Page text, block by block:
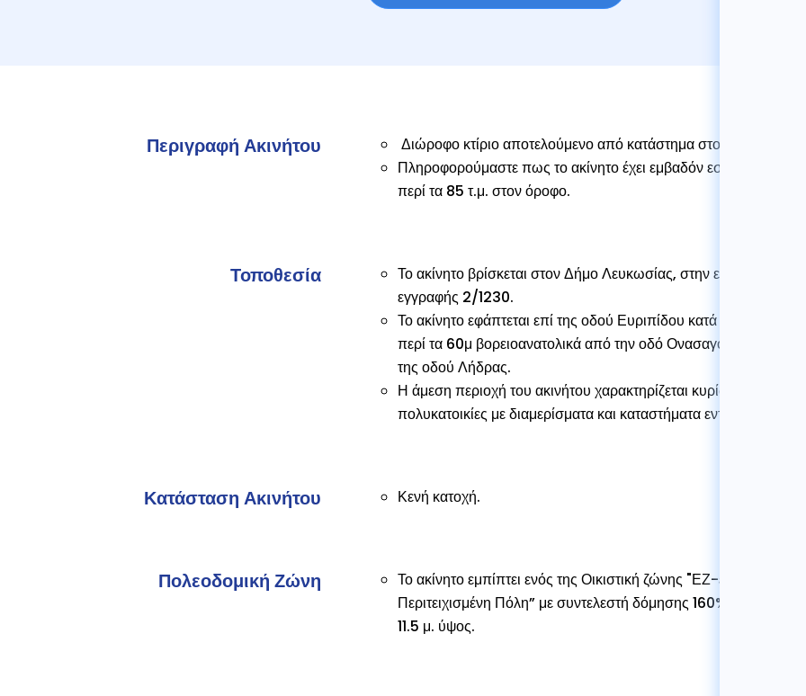
Περιγραφή Ακινήτου
Διώροφο κτίριο αποτελούμενο από κατάστημα στο ισόγειο και
Πληροφορούμαστε πως το ακίνητο έχει εμβαδόν εσωτερικών
περί τα 85 τ.μ. στον όροφο.
Τοποθεσία
Το ακίνητο βρίσκεται στον Δήμο Λευκωσίας, στην ενορία
εγγραφής 2/1230.
Το ακίνητο εφάπτεται επί της οδού Ευριπίδου κατά μήκος του
περί τα 60μ βορειοανατολικά από την οδό Ονασαγόρου καθώς
της οδού Λήδρας.
Η άμεση περιοχή του ακινήτου χαρακτηρίζεται κυρίως από
πολυκατοικίες με διαμερίσματα και καταστήματα εντός των
Κατάσταση Ακινήτου Κενή κατοχή.
Πολεοδομική Ζώνη
Το ακίνητο εμπίπτει ενός της Οικιστική ζώνης "ΕΖ-εν”,
Περιτειχισμένη Πόλη” με συντελεστή δόμησης 160%,
11.5 μ. ύψος.